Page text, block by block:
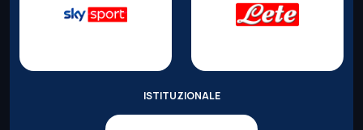
ISTITUZIONALE